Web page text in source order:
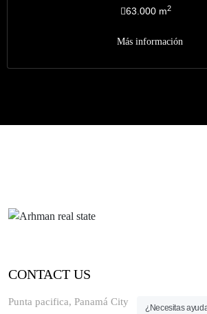
cuadrado, perfecto para un proyecto
63.000 m2
Más información
CONTACT US
Punta pacifica, Panamá City
¿Necesitas